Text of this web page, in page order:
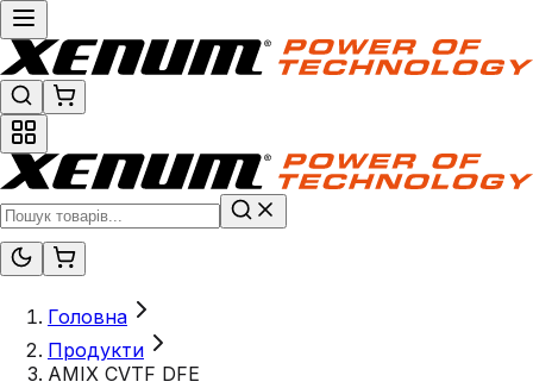
Головна
Продукти
AMIX CVTF DFE